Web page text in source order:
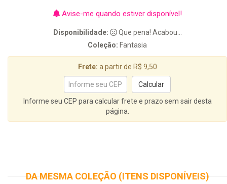
Avise-me quando estiver disponível!
Disponibilidade:
Que pena! Acabou...
Coleção: Fantasia
Frete: a partir de R$ 9,50
Informe seu CEP para calcular frete e prazo sem sair desta
página.
DA MESMA COLEÇÃO (ITENS DISPONÍVEIS)